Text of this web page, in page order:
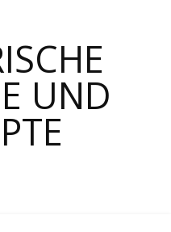
UND